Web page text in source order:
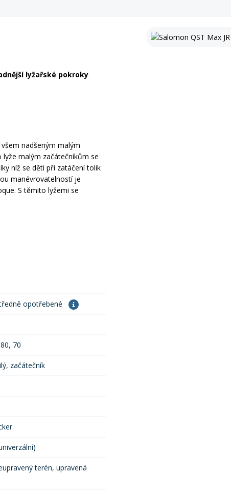
lyžařské pokroky
nadšeným malým
malým začátečníkům se
níž se děti při zatáčení tolik
manévrovatelností je
S těmito lyžemi se
opotřebené
70
začátečník
terén, upravená